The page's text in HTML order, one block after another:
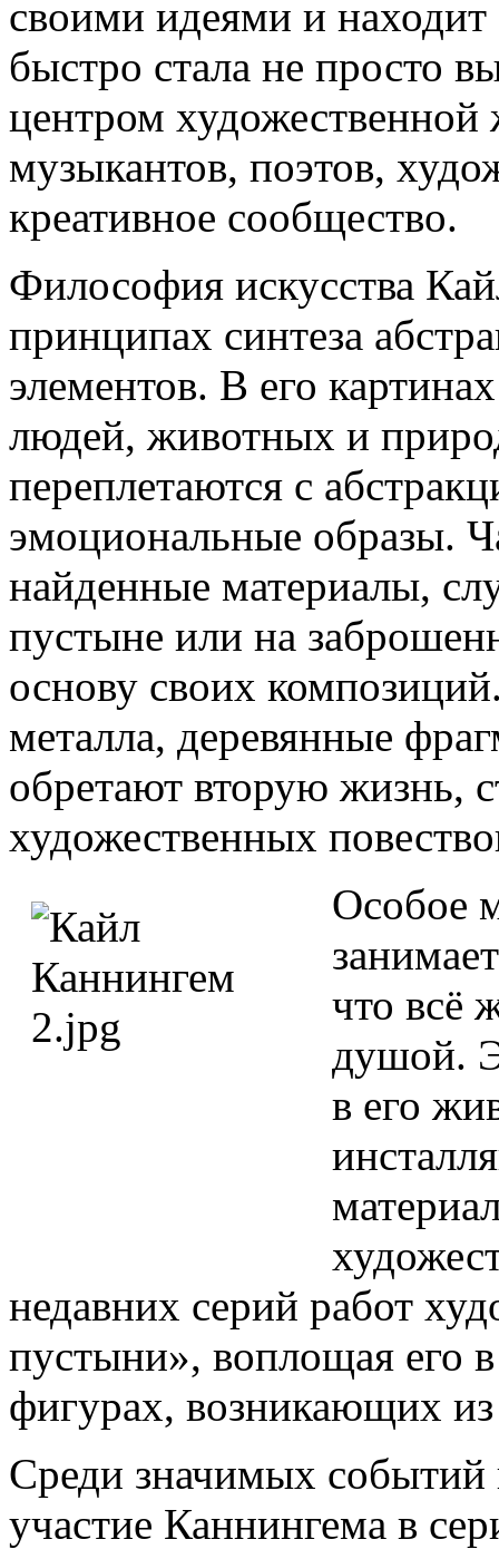
своими идеями и
быстро стала не просто
центром художественной
музыкантов, поэтов,
креативное сообщество.
Философия искусства
принципах синтеза
элементов. В его
людей, животных и
переплетаются с
эмоциональные образы.
найденные материалы,
пустыне или на
основу своих
металла, деревянные
обретают вторую жизнь,
художественных
Особое
что всё
душой.
в его
недавних серий работ
пустыни», воплощая его
фигурах, возникающих
Среди значимых событий
участие Каннингема в